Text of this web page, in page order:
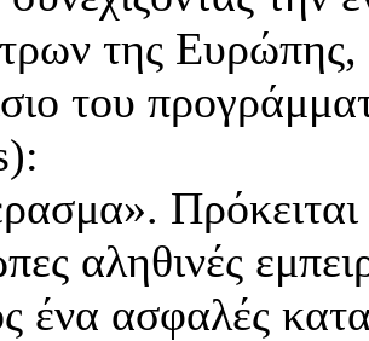
της Ευρώπης,
του
αληθινές
ένα ασφαλές